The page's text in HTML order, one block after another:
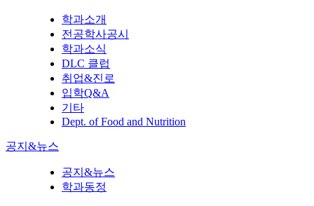
학과소개
전공학사공시
학과소식
DLC 클럽
취업&진로
입학Q&A
기타
Dept. of Food and Nutrition
공지&뉴스
공지&뉴스
학과동정